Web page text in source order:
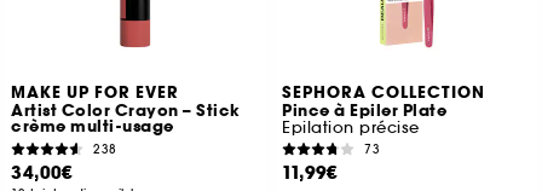
MAKE UP FOR EVER
Artist Color Crayon – Stick
crème multi-usage
238
34,00€
SEPHORA COLLECTION
Pince à Epiler Plate
Epilation précise
73
11,99€